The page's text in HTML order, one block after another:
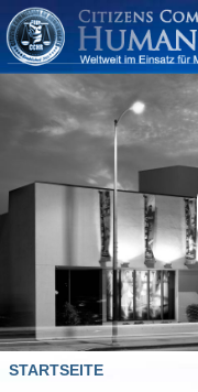
STARTSEITE